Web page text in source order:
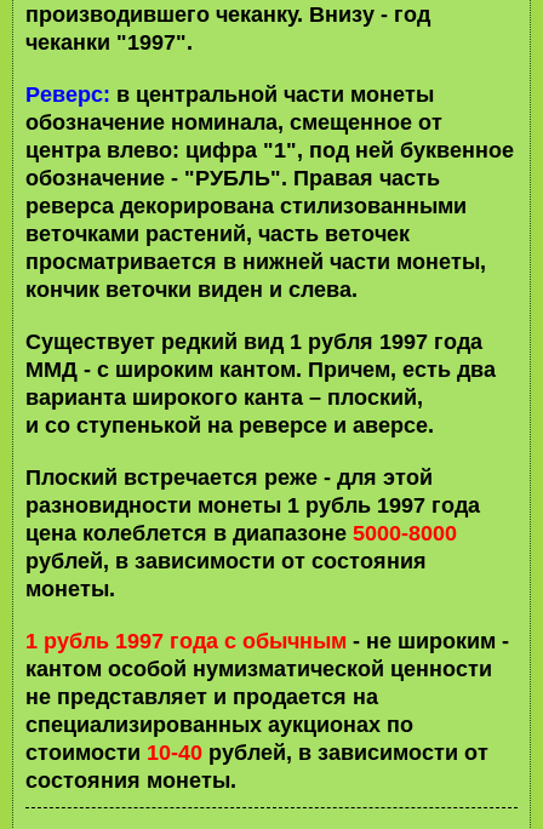
производившего чеканку. Внизу - год
чеканки "1997".
Реверс: в центральной части монеты
обозначение номинала, смещенное от
центра влево: цифра "1", под ней буквенное
обозначение - "РУБЛЬ". Правая часть
реверса декорирована стилизованными
веточками растений, часть веточек
просматривается в нижней части монеты,
кончик веточки виден и слева.
Существует редкий вид 1 рубля 1997 года
ММД - с широким кантом. Причем, есть два
варианта широкого канта – плоский,
и со ступенькой на реверсе и аверсе.
Плоский встречается реже - для этой
разновидности монеты 1 рубль 1997 года
цена колеблется в диапазоне 5000-8000
рублей, в зависимости от состояния
монеты.
1 рубль 1997 года с обычным - не широким -
кантом особой нумизматической ценности
не представляет и продается на
специализированных аукционах по
стоимости 10-40 рублей, в зависимости от
состояния монеты.